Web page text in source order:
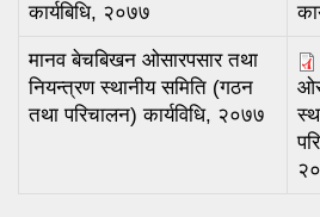
कार्यबिधि, २०७७
मानव बेचबिखन ओसारपसार तथा
नियन्त्रण स्थानीय समिति (गठन
तथा परिचालन) कार्यविधि, २०७७